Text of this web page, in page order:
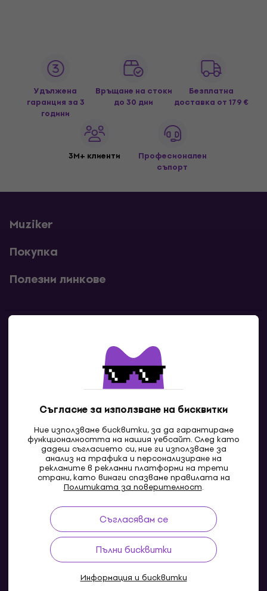
Съгласие за използване на бисквитки
Ние използваме бисквитки, за да гарантираме
функционалността на нашия уебсайт. След като
дадеш съгласието си, ние ги използваме за
анализ на трафика и персонализиране на
рекламите в рекламни платформи на трети
страни, като винаги спазваме правилата на
Политиката за поверителност.
Съгласявам се
Пълни бисквитки
Информация и бисквитки
Удължена
гаранция за 3
години
Връщане на стоки
до 30 дни
Безплатна
доставка от 179 €
3M+ клиенти
Професионален
съпорт
Muziker
Покупка
Полезни линкове
Свържи се с нас
BG
Pazaruvaj - Надежден помощник за покупки